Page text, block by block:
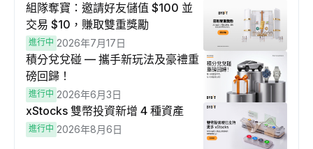
組隊奪寶：邀請好友儲值 $100 並
交易 $10，賺取雙重獎勵
進行中 2026年7月17日
積分兌兌碰 — 攜手新玩法及豪禮重
磅回歸！
進行中 2026年6月3日
xStocks 雙幣投資新增 4 種資產
進行中 2026年8月6日